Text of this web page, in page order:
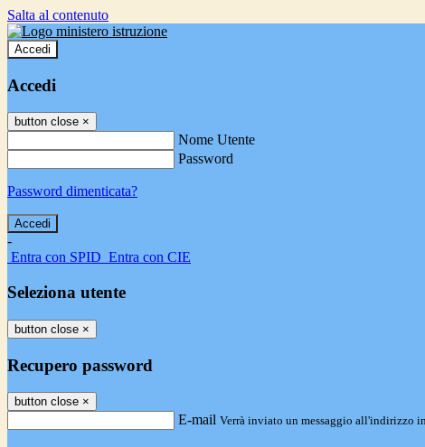
Salta al contenuto
Accedi
Accedi
button close ×
Nome Utente
Password
Password dimenticata?
-
Entra con SPID Entra con CIE
Seleziona utente
button close ×
Recupero password
button close ×
E-mail Verrà inviato un messaggio all'indirizzo